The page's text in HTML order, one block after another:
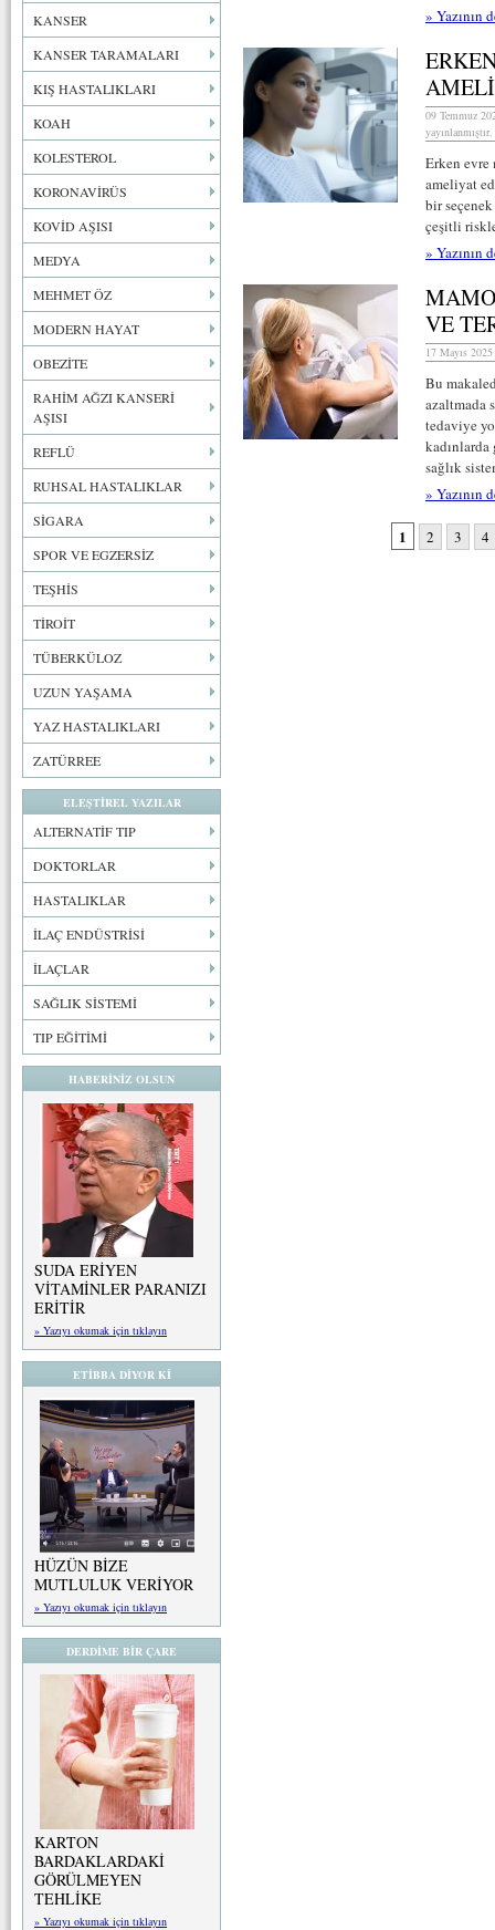
KANSER
KANSER TARAMALARI
KIŞ HASTALIKLARI
KOAH
KOLESTEROL
KORONAVİRÜS
KOVİD AŞISI
MEDYA
MEHMET ÖZ
MODERN HAYAT
OBEZİTE
RAHİM AĞZI KANSERİ
AŞISI
REFLÜ
RUHSAL HASTALIKLAR
SİGARA
SPOR VE EGZERSİZ
TEŞHİS
TİROİT
TÜBERKÜLOZ
UZUN YAŞAMA
YAZ HASTALIKLARI
ZATÜRREE
ELEŞTİREL YAZILAR
ALTERNATİF TIP
DOKTORLAR
HASTALIKLAR
İLAÇ ENDÜSTRİSİ
İLAÇLAR
SAĞLIK SİSTEMİ
TIP EĞİTİMİ
HABERİNİZ OLSUN
SUDA ERİYEN
VİTAMİNLER PARANIZI
ERİTİR
» Yazıyı okumak için tıklayın
ETİBBA DİYOR Kİ
HÜZÜN BİZE
MUTLULUK VERİYOR
» Yazıyı okumak için tıklayın
DERDİME BİR ÇARE
KARTON
BARDAKLARDAKİ
GÖRÜLMEYEN
TEHLİKE
» Yazıyı okumak için tıklayın
» Yazının
09 Temmuz
yayınlanmıştır.
Erken evre
ameliyat
bir
çeşitli
» Yazının
VE
17 Mayıs
Bu
azaltmada
tedaviye
sağlık
» Yazının
1 2 3 4